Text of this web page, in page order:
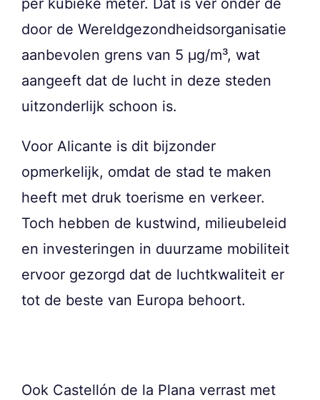
per kubieke meter. Dat is ver onder de
door de Wereldgezondheidsorganisatie
aanbevolen grens van 5 µg/m³, wat
aangeeft dat de lucht in deze steden
uitzonderlijk schoon is.
Voor Alicante is dit bijzonder
opmerkelijk, omdat de stad te maken
heeft met druk toerisme en verkeer.
Toch hebben de kustwind, milieubeleid
en investeringen in duurzame mobiliteit
ervoor gezorgd dat de luchtkwaliteit er
tot de beste van Europa behoort.
Ook Castellón de la Plana verrast met